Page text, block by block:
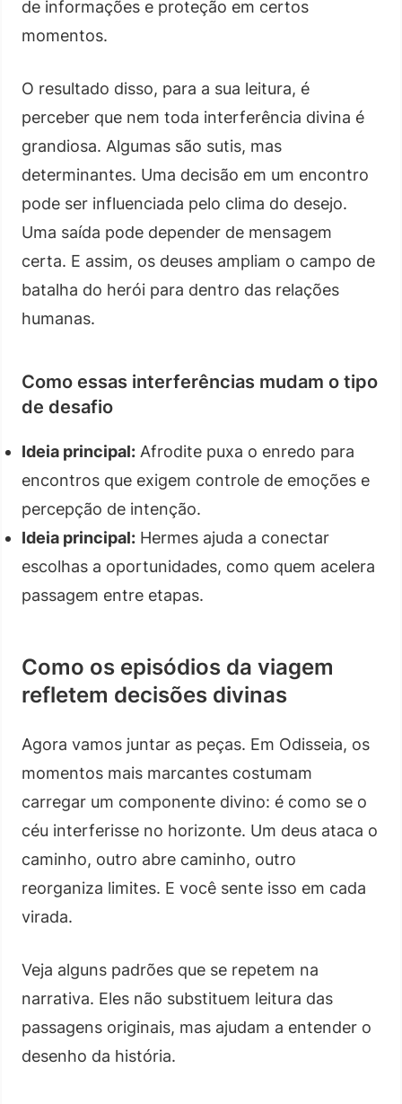
de informações e proteção em certos
momentos.
O resultado disso, para a sua leitura, é
perceber que nem toda interferência divina é
grandiosa. Algumas são sutis, mas
determinantes. Uma decisão em um encontro
pode ser influenciada pelo clima do desejo.
Uma saída pode depender de mensagem
certa. E assim, os deuses ampliam o campo de
batalha do herói para dentro das relações
humanas.
Como essas interferências mudam o tipo
de desafio
Ideia principal: Afrodite puxa o enredo para
encontros que exigem controle de emoções e
percepção de intenção.
Ideia principal: Hermes ajuda a conectar
escolhas a oportunidades, como quem acelera
passagem entre etapas.
Como os episódios da viagem
refletem decisões divinas
Agora vamos juntar as peças. Em Odisseia, os
momentos mais marcantes costumam
carregar um componente divino: é como se o
céu interferisse no horizonte. Um deus ataca o
caminho, outro abre caminho, outro
reorganiza limites. E você sente isso em cada
virada.
Veja alguns padrões que se repetem na
narrativa. Eles não substituem leitura das
passagens originais, mas ajudam a entender o
desenho da história.